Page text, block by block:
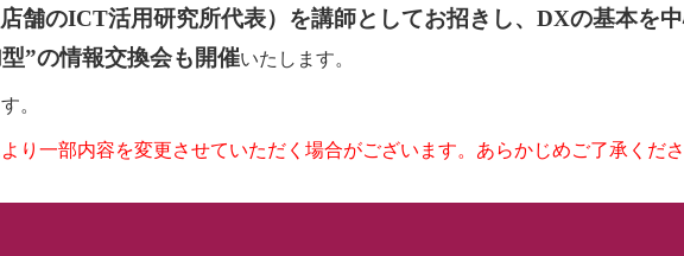
舗のICT活用研究所代表）を講師としてお招きし、DXの基本を
”の情報交換会も開催いたします。
。
り一部内容を変更させていただく場合がございます。あらかじめご了承くださ